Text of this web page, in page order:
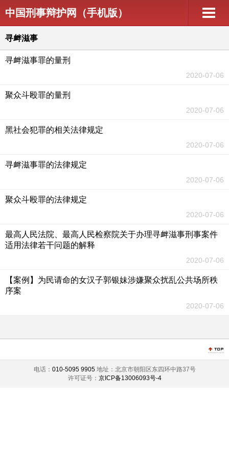
中国刑事辩护网（手机版）
寻衅滋事
寻衅滋事罪的量刑
2020-07-06
聚众斗殴罪的量刑
2020-07-06
黑社会犯罪的相关法律规定
2020-07-06
寻衅滋事罪的法律规定
2020-07-06
聚众斗殴罪的法律规定
2020-07-06
最高人民法院、最高人民检察院关于办理寻衅滋事刑事案件
适用法律若干问题的解释
2020-07-06
【案例】为民请命的女汉子郭银妹涉嫌聚众扰乱公共场所秩
序案
2020-07-06
电话： 010-5095 9905地址：北京市朝阳区东四环中路37号
许可证号： 京ICP备13006093号-4